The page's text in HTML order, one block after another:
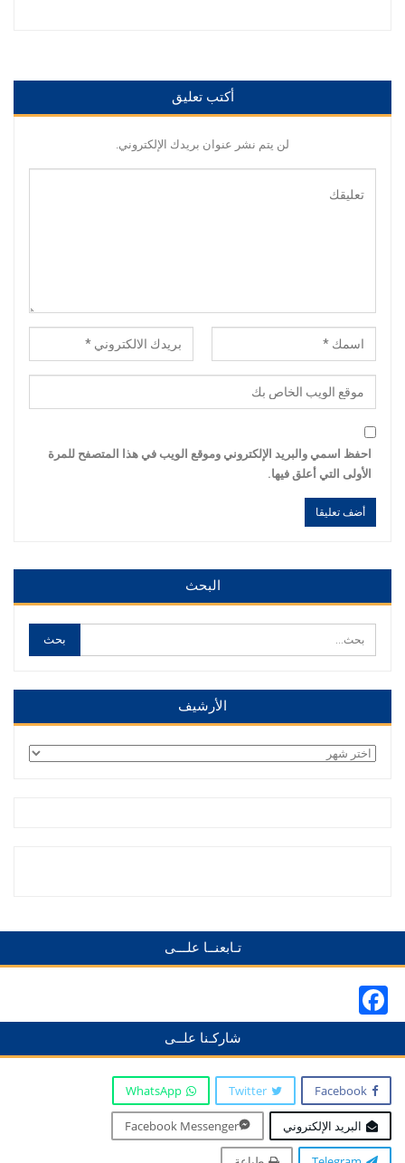
أكتب تعليق
لن يتم نشر عنوان بريدك الإلكتروني.
احفظ اسمي والبريد الإلكتروني وموقع الويب في هذا المتصفح للمرة
الأولى التي أعلق فيها.
البحث
الأرشيف
الأرشيف
تـابعنــا علـــى
شاركـنا علــى
Facebook
Twitter
WhatsApp
البريد الإلكتروني Facebook Messenger